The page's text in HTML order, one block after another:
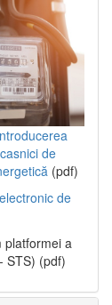
de
(pdf)
de
platformei a
STS) (pdf)